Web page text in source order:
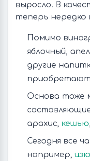
выросло. В
теперь
Помимо
яблочный,
другие
Основа тоже
арахис, кешью,
Сегодня все
например,